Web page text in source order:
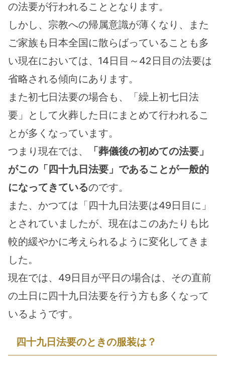
の法要が行われることとなります。
しかし、宗教への帰属意識が薄くなり、また
ご家族も日本全国に散らばっていることも多
い現在においては、14日目～42日目の法要は
省略される傾向にあります。
また初七日法要の場合も、「繰上初七日法
要」として火葬した日にまとめて行われるこ
とが多くなっています。
つまり現在では、
「葬儀後の初めての法要」
がこの「四十九日法要」であることが一般的
になってきているのです。
また、かつては「四十九日法要は49日目に」
とされていましたが、現在はこのあたりも比
較的緩やかに考えられるように変化してきま
した。
現在では、49日目が平日の場合は、その直前
の土日に四十九日法要を行う方も多くなって
いるようです。
四十九日法要のときの服装は？